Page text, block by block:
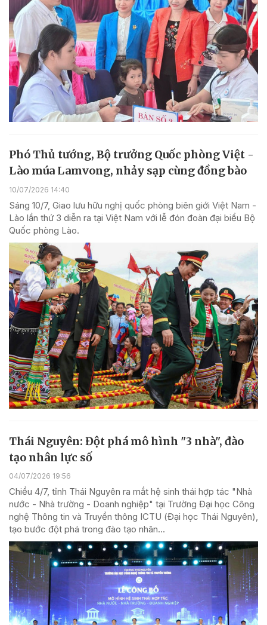
Phó Thủ tướng, Bộ trưởng Quốc phòng Việt -
Lào múa Lamvong, nhảy sạp cùng đồng bào
10/07/2026 14:40
Sáng 10/7, Giao lưu hữu nghị quốc phòng biên giới Việt Nam -
Lào lần thứ 3 diễn ra tại Việt Nam với lễ đón đoàn đại biểu Bộ
Quốc phòng Lào.
Thái Nguyên: Đột phá mô hình "3 nhà", đào
tạo nhân lực số
04/07/2026 19:56
Chiều 4/7, tỉnh Thái Nguyên ra mắt hệ sinh thái hợp tác "Nhà
nước - Nhà trường - Doanh nghiệp" tại Trường Đại học Công
nghệ Thông tin và Truyền thông ICTU (Đại học Thái Nguyên),
tạo bước đột phá trong đào tạo nhân...